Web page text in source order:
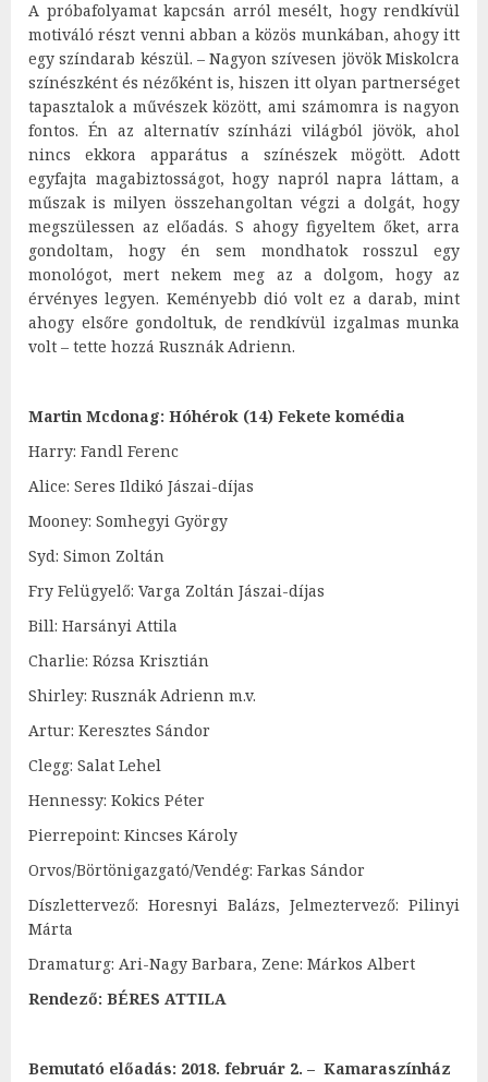
A próbafolyamat kapcsán arról mesélt, hogy rendkívül
motiváló részt venni abban a közös munkában, ahogy itt
egy színdarab készül. – Nagyon szívesen jövök Miskolcra
színészként és nézőként is, hiszen itt olyan partnerséget
tapasztalok a művészek között, ami számomra is nagyon
fontos. Én az alternatív színházi világból jövök, ahol
nincs ekkora apparátus a színészek mögött. Adott
egyfajta magabiztosságot, hogy napról napra láttam, a
műszak is milyen összehangoltan végzi a dolgát, hogy
megszülessen az előadás. S ahogy figyeltem őket, arra
gondoltam, hogy én sem mondhatok rosszul egy
monológot, mert nekem meg az a dolgom, hogy az
érvényes legyen. Keményebb dió volt ez a darab, mint
ahogy elsőre gondoltuk, de rendkívül izgalmas munka
volt – tette hozzá Rusznák Adrienn.
Martin Mcdonag: Hóhérok (14) Fekete komédia
Harry: Fandl Ferenc
Alice: Seres Ildikó Jászai-díjas
Mooney: Somhegyi György
Syd: Simon Zoltán
Fry Felügyelő: Varga Zoltán Jászai-díjas
Bill: Harsányi Attila
Charlie: Rózsa Krisztián
Shirley: Rusznák Adrienn m.v.
Artur: Keresztes Sándor
Clegg: Salat Lehel
Hennessy: Kokics Péter
Pierrepoint: Kincses Károly
Orvos/Börtönigazgató/Vendég: Farkas Sándor
Díszlettervező: Horesnyi Balázs, Jelmeztervező: Pilinyi
Márta
Dramaturg: Ari-Nagy Barbara, Zene: Márkos Albert
Rendező: BÉRES ATTILA
Bemutató előadás: 2018. február 2. – Kamaraszínház